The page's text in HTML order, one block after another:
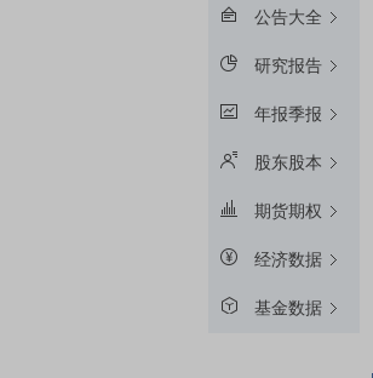
公告大全
研究报告
年报季报
股东股本
期货期权
经济数据
基金数据